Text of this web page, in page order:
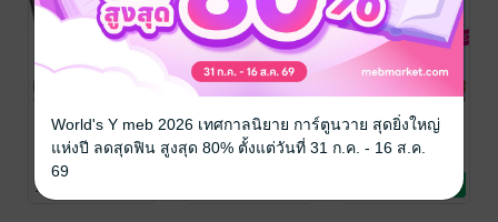
(นิยาย) 03
ขุนนาง ขึ้นเป็น
ใหญ่ด้วยสกิล
ประเมิน -พอ
บุคคลชั้นยอด
Miraijin A /jimmy/
LUCKPIM
Publishing
ไลท์โนเวล
10 Rating
ขุนนาง ขึ้นเป็น
ใหญ่ด้วยสกิล
บุคคลชั้นยอด
Miraijin A /jimmy/
Publishing
เกิดใหม่เป็น
ขุนนาง ขึ้นเป็น
ใหญ่ด้วยสกิล
บุคคลชั้นยอด
Miraijin A /Natsumi
LUCKPIM
World's Y meb 2026 เทศกาลนิยาย การ์ตูนวาย สุดยิ่งใหญ่
แห่งปี ลดสุดฟิน สูงสุด 80% ตั้งแต่วันที่ 31 ก.ค. - 16 ส.ค.
69